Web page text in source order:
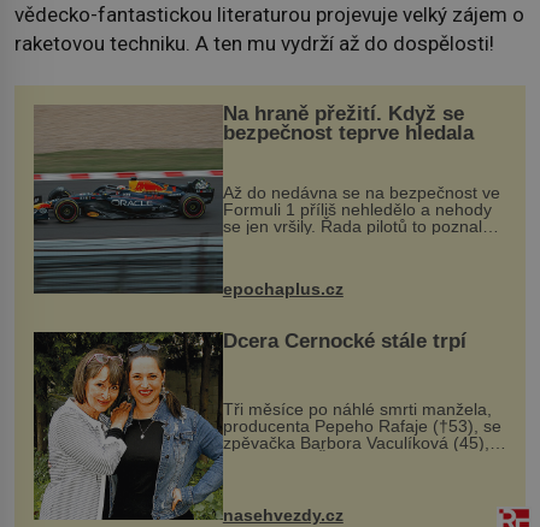
vědecko-fantastickou literaturou projevuje velký zájem o
raketovou techniku. A ten mu vydrží až do dospělosti!
Na hraně přežití. Když se
bezpečnost teprve hledala
Až do nedávna se na bezpečnost ve
Formuli 1 příliš nehledělo a nehody
se jen vršily. Řada pilotů to poznala
na vlastní kůži, často s trvalými
následky nebo bohužel i ztrátou
života. Dnes nepochopiteln...
epochaplus.cz
Dcera Černocké stále trpí
Tři měsíce po náhlé smrti manžela,
producenta Pepeho Rafaje (†53), se
zpěvačka Barbora Vaculíková (45),
dcera Petry Černocké (75), poprvé
ozvala veřejnosti. Na sociální síti
sdílela, že se snaží fung...
nasehvezdy.cz